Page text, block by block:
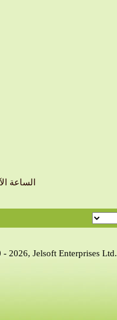
الساعة
2026, Jelsoft Enterprises Ltd.